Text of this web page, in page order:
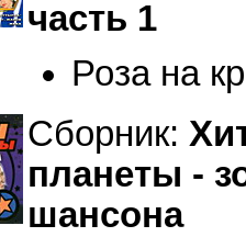
часть 1
Роза на
Сборник:
планеты -
шансона